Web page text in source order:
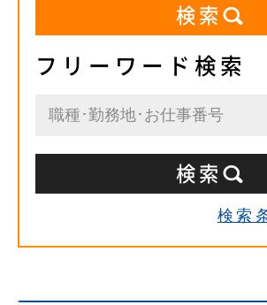
フリーワード検索
検索